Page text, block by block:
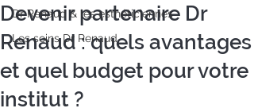
Dr Renaud & les esthéticiennes
Les soins Dr Renaud
Devenir partenaire Dr
Renaud : quels avantages
et quel budget pour votre
institut ?